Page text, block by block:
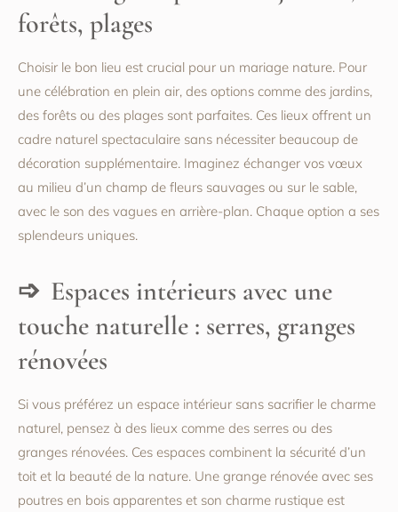
forêts, plages
Choisir le bon lieu est crucial pour un mariage nature. Pour
une célébration en plein air, des options comme des jardins,
des forêts ou des plages sont parfaites. Ces lieux offrent un
cadre naturel spectaculaire sans nécessiter beaucoup de
décoration supplémentaire. Imaginez échanger vos vœux
au milieu d’un champ de fleurs sauvages ou sur le sable,
avec le son des vagues en arrière-plan. Chaque option a ses
splendeurs uniques.
Espaces intérieurs avec une
touche naturelle : serres, granges
rénovées
Si vous préférez un espace intérieur sans sacrifier le charme
naturel, pensez à des lieux comme des serres ou des
granges rénovées. Ces espaces combinent la sécurité d’un
toit et la beauté de la nature. Une grange rénovée avec ses
poutres en bois apparentes et son charme rustique est